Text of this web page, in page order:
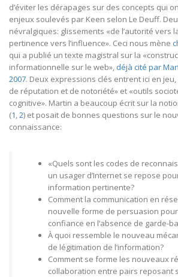
d’éviter les dérapages sur des concepts qui
enjeux soulevés par Keen selon Le Deuff.
névralgiques: glissements «de l’autorité vers
pertinence vers l’influence». Ceci nous mène
qui a publié un texte magistral sur la
informationnelle sur le web», déjà cité par
2007. Deux expressions clés entrent ici en
de réputation et de notoriété» et «outils
cognitive». Martin a beaucoup écrit sur la
(1 2) et posait de bonnes questions sur le
connaissance:
«Quels sont les codes de
un usager d’Internet se repose
information pertinente?
Comment la communication en
nouvelle forme de persuasion
confiance en l’absence de garde-
À quoi ressemble le nouveau
de légitimation de l’information?
Comment se forme les nouveaux
collaboration entre pairs reposant